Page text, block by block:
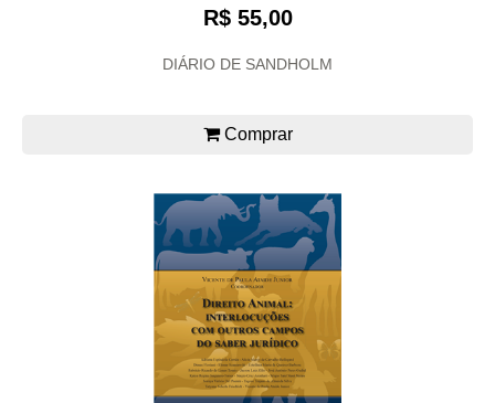
R$ 55,00
DIÁRIO DE SANDHOLM
Comprar